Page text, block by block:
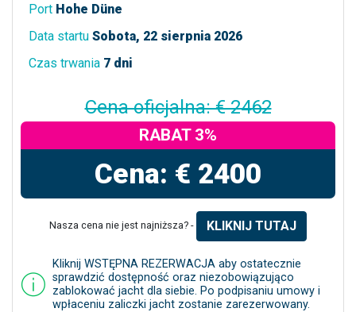
Port Hohe Düne
Data startu Sobota, 22 sierpnia 2026
Czas trwania 7 dni
Cena oficjalna: € 2462
RABAT 3%
Cena: € 2400
Nasza cena nie jest najniższa? - KLIKNIJ TUTAJ
Kliknij WSTĘPNA REZERWACJA aby ostatecznie
sprawdzić dostępność oraz niezobowiązująco
zablokować jacht dla siebie. Po podpisaniu umowy i
wpłaceniu zaliczki jacht zostanie zarezerwowany.